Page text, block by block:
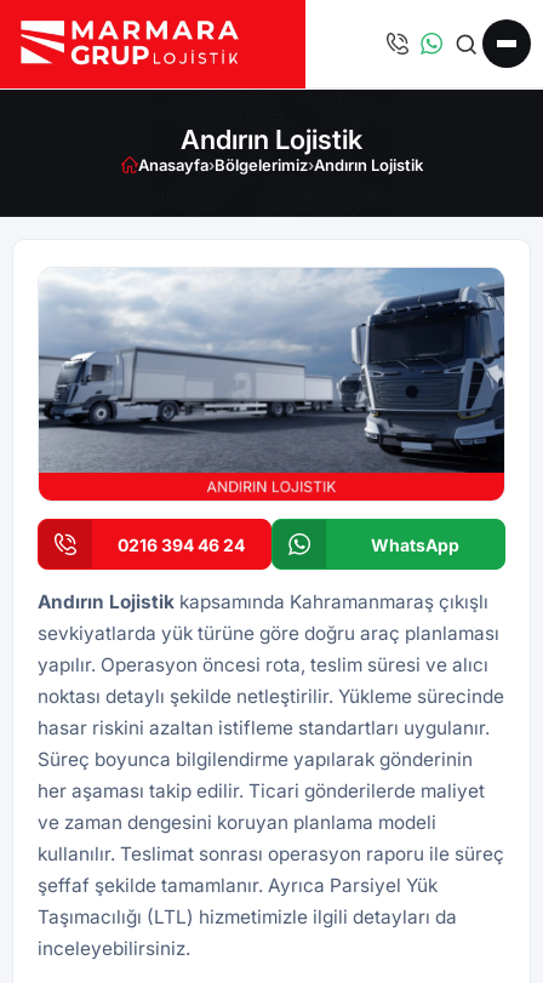
Andırın Lojistik
Anasayfa›Bölgelerimiz›Andırın Lojistik
0216 394 46 24 WhatsApp
Andırın Lojistik kapsamında Kahramanmaraş çıkışlı
sevkiyatlarda yük türüne göre doğru araç planlaması
yapılır. Operasyon öncesi rota, teslim süresi ve alıcı
noktası detaylı şekilde netleştirilir. Yükleme sürecinde
hasar riskini azaltan istifleme standartları uygulanır.
Süreç boyunca bilgilendirme yapılarak gönderinin
her aşaması takip edilir. Ticari gönderilerde maliyet
ve zaman dengesini koruyan planlama modeli
kullanılır. Teslimat sonrası operasyon raporu ile süreç
şeffaf şekilde tamamlanır. Ayrıca Parsiyel Yük
Taşımacılığı (LTL) hizmetimizle ilgili detayları da
inceleyebilirsiniz.